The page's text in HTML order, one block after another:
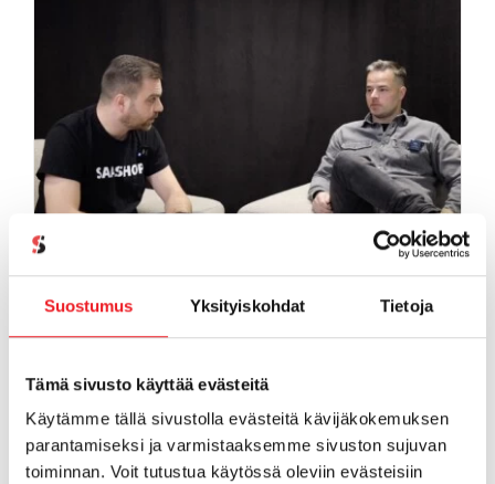
Suostumus Yksityiskohdat Tietoja
Tämä sivusto käyttää evästeitä
Käytämme tällä sivustolla evästeitä kävijäkokemuksen
parantamiseksi ja varmistaaksemme sivuston sujuvan
toiminnan. Voit tutustua käytössä oleviin evästeisiin
Ohjelmistojen keskittäminen
toi läpinäkyvyyttä Inderes
Oyj:lle